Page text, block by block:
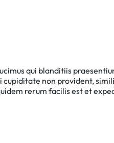
qui blanditiis
non provident,
rerum facilis est et